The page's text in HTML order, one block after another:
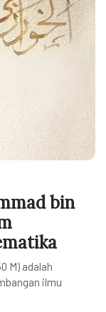
bin
M) adalah
ilmu